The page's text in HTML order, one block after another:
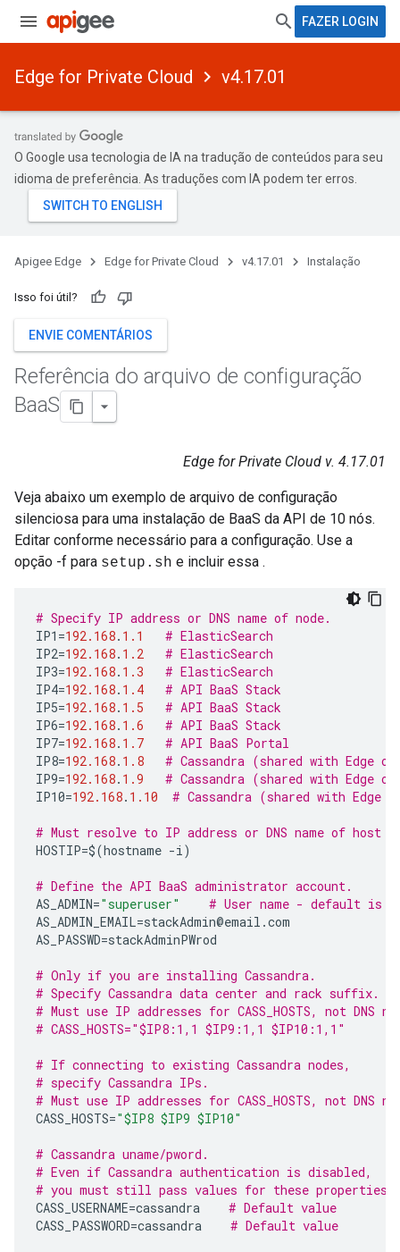
FAZER LOGIN
Edge for Private Cloud v4.17.01
O Google usa tecnologia de IA na tradução de conteúdos para seu
idioma de preferência. As traduções com IA podem ter erros.
Apigee Edge Edge for Private Cloud v4.17.01 Instalação
Isso foi útil?
ENVIE COMENTÁRIOS
Referência do arquivo de configuração
BaaS
Edge for Private Cloud v. 4.17.01
Veja abaixo um exemplo de arquivo de configuração
silenciosa para uma instalação de BaaS da API de 10 nós.
Editar conforme necessário para a configuração. Use a
opção -f para setup.sh e incluir essa .
# Specify IP address or DNS name of node.
IP1 =192.168. 1.1
# ElasticSearch
IP2=192.168. 1.2
# ElasticSearch
IP3=192.168. 1.3
# ElasticSearch
IP4=192.168. 1.4
# API BaaS Stack
IP5=192.168. 1.5
# API BaaS Stack
IP6=192.168. 1.6
# API BaaS Stack
IP7=192.168. 1.7
# API BaaS Portal
IP8=192.168. 1.8
# Cassandra (shared with Edge
IP9=192.168. 1.9
# Cassandra (shared with Edge
IP10=192.168. 1.10 # Cassandra (shared with Edge
# Must resolve to IP address or DNS name of
HOSTIP=$(hostname -i)
# Define the API BaaS administrator account.
AS_ADMIN="superuser"
# User name - default is
AS_ADMIN_EMAIL=stackAdmin@email .com
AS_PASSWD=stackAdminPWrod
# Only if you are installing Cassandra.
# Specify Cassandra data center and rack suffix.
# Must use IP addresses for CASS_HOSTS, not DNS
# CASS_HOSTS="$IP8:1,1 $IP9:1,1 $IP10:1,1"
# If connecting to existing Cassandra nodes,
# specify Cassandra IPs.
# Must use IP addresses for CASS_HOSTS, not DNS
CASS_HOSTS="$IP8 $IP9 $IP10"
# Cassandra uname/pword.
# Even if Cassandra authentication is disabled,
# you must still pass values for these properties.
CASS_USERNAME=cassandra
# Default value
CASS_PASSWORD=cassandra # Default value